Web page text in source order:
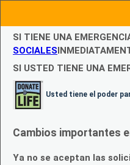
SI TIENE UNA
SOCIALES
SI USTED TIENE UNA
Usted tiene el poder
Cambios importantes
Ya no se aceptan las